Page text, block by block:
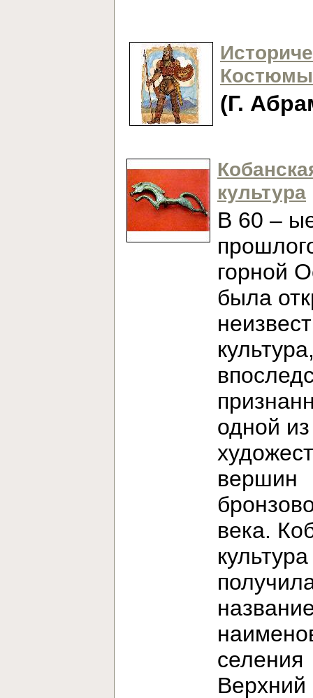
Костюмы
(Г.
культура
В 60 –
горной
была
одной из
вершин
века.
культура
селения
Верхний